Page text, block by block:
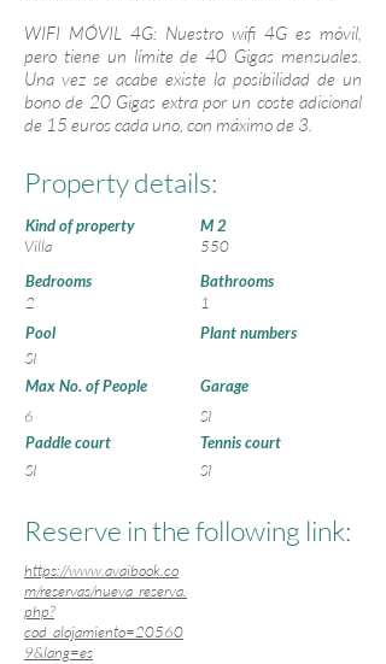
WIFI MÓVIL 4G: Nuestro wifi 4G es móvil,
pero tiene un límite de 40 Gigas mensuales.
Una vez se acabe existe la posibilidad de un
bono de 20 Gigas extra por un coste adicional
de 15 euros cada uno, con máximo de 3.
Property details:
Kind of property
Villa
Bedrooms
2
Pool
SI
Max No. of People
6
Paddle court
SI
M 2
550
Bathrooms
1
Plant numbers
Garage
SI
Tennis court
SI
Reserve in the following link:
https://www.avaibook.co
m/reservas/nueva_reserva.
php?
cod_alojamiento=20560
9&lang=es